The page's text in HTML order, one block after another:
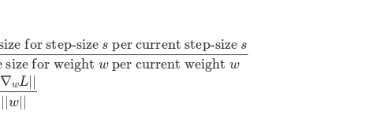
current step-sizesupdate size for weight
per current weightw=∇ sLs/ |∇wL ||||w||